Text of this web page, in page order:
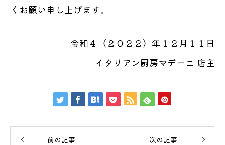
くお願い申し上げます。
令和４（２０２２）年１２月１１日
イタリアン厨房マデーニ 店主
前の記事 次の記事